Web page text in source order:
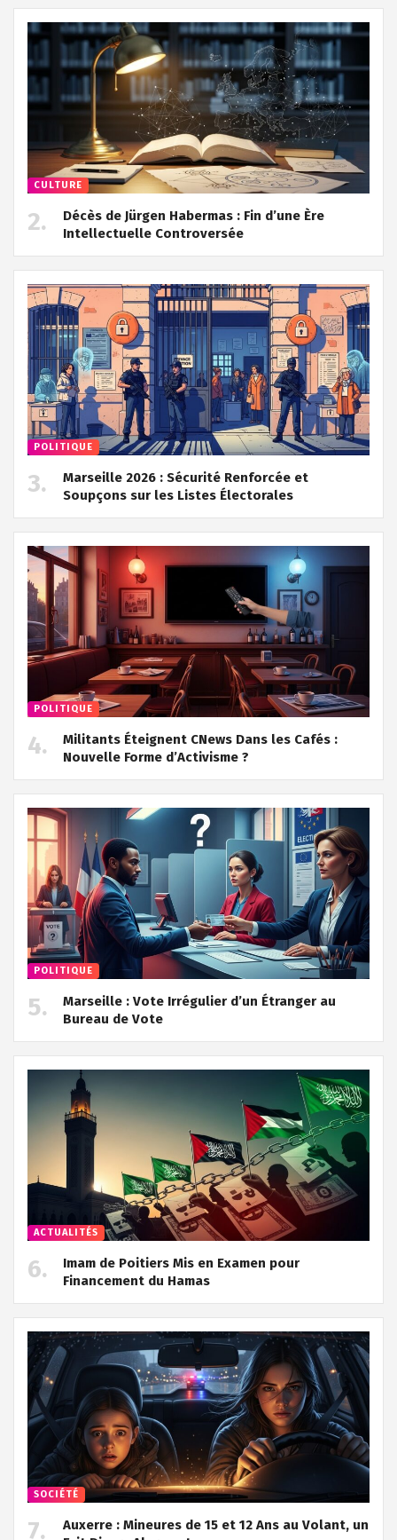
CULTURE
Décès de Jürgen Habermas : Fin d’une Ère
Intellectuelle Controversée
POLITIQUE
Marseille 2026 : Sécurité Renforcée et
Soupçons sur les Listes Électorales
POLITIQUE
Militants Éteignent CNews Dans les Cafés :
Nouvelle Forme d’Activisme ?
POLITIQUE
Marseille : Vote Irrégulier d’un Étranger au
Bureau de Vote
ACTUALITÉS
Imam de Poitiers Mis en Examen pour
Financement du Hamas
SOCIÉTÉ
Auxerre : Mineures de 15 et 12 Ans au Volant, un